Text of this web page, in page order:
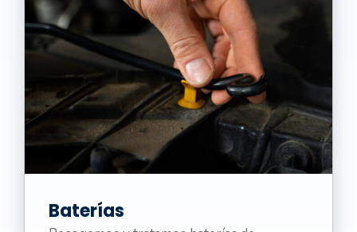
Baterías